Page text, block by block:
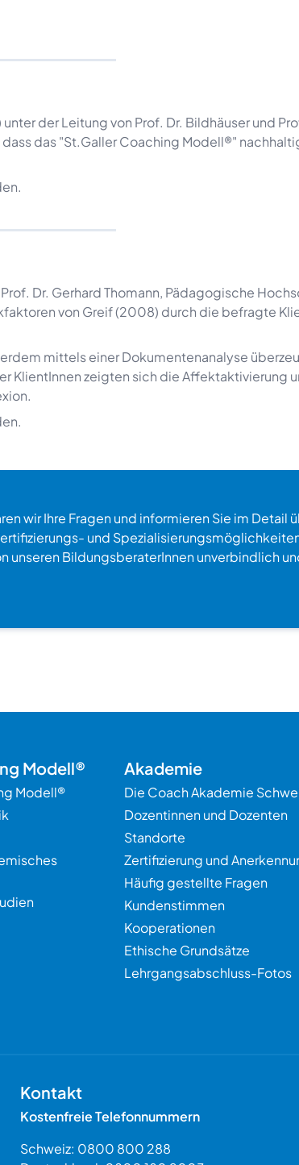
der Leitung von Prof. Dr. Bildhäuser und
das "St.Galler Coaching Modell®"
Dr. Gerhard Thomann, Pädagogische
von Greif (2008) durch die befragte
mittels einer Dokumentenanalyse
KlientInnen zeigten sich die Affektaktivierung
wir Ihre Fragen und informieren Sie im Detail
und
unseren BildungsberaterInnen unverbindlich
Modell®
Modell®
Akademie
Die Coach Akademie
Dozentinnen und Dozenten
Standorte
Zertifizierung und
Häufig gestellte Fragen
Kundenstimmen
Kooperationen
Ethische Grundsätze
Lehrgangsabschluss-Fotos
Kontakt
Kostenfreie Telefonnummern
Schweiz: 0800 800 288